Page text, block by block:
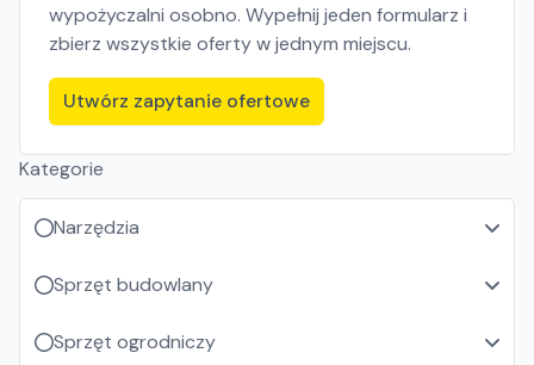
wypożyczalni osobno. Wypełnij jeden formularz i
zbierz wszystkie oferty w jednym miejscu.
Utwórz zapytanie ofertowe
Kategorie
Narzędzia
Sprzęt budowlany
Sprzęt ogrodniczy